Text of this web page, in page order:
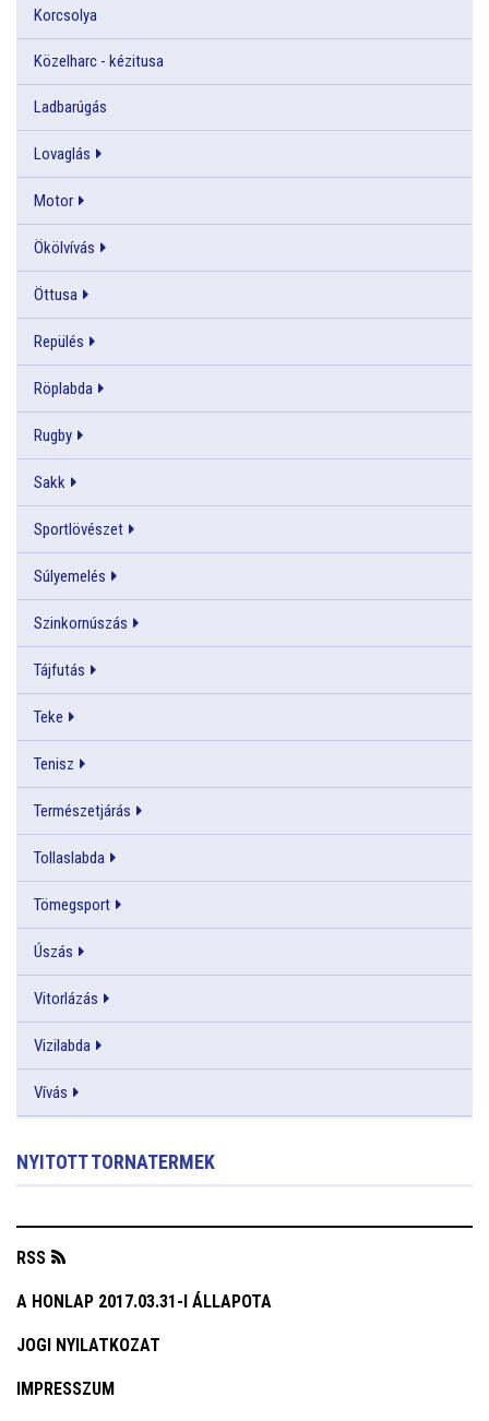
Korcsolya
Közelharc - kézitusa
Ladbarúgás
Lovaglás
Motor
Ökölvívás
Öttusa
Repülés
Röplabda
Rugby
Sakk
Sportlövészet
Súlyemelés
Szinkornúszás
Tájfutás
Teke
Tenisz
Természetjárás
Tollaslabda
Tömegsport
Úszás
Vitorlázás
Vizilabda
Vívás
NYITOTT TORNATERMEK
RSS
A HONLAP 2017.03.31-I ÁLLAPOTA
JOGI NYILATKOZAT
IMPRESSZUM